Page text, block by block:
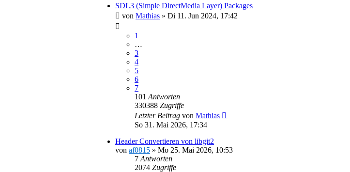
SDL3 (Simple DirectMedia Layer) Packages
von Mathias » Di 11. Jun 2024, 17:42
1
…
3
4
5
6
7
101 Antworten
330388 Zugriffe
Letzter Beitrag von Mathias
So 31. Mai 2026, 17:34
Header Convertieren von libgit2
von af0815 » Mo 25. Mai 2026, 10:53
7 Antworten
2074 Zugriffe